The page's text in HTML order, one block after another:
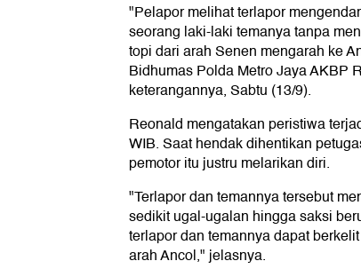
"Pelapor melihat terlapor
seorang laki-laki temanya tanpa
topi dari arah Senen mengarah ke
Bidhumas Polda Metro Jaya AKBP
keterangannya, Sabtu (13/9).
Reonald mengatakan peristiwa
WIB. Saat hendak dihentikan
pemotor itu justru melarikan diri.
"Terlapor dan temannya tersebut
sedikit ugal-ugalan hingga saksi
terlapor dan temannya dapat
arah Ancol," jelasnya.